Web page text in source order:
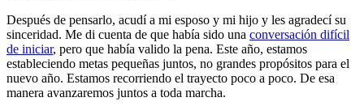
Después de pensarlo, acudí a mi esposo y mi hijo y les agradecí su
sinceridad. Me di cuenta de que había sido una conversación difícil
de iniciar, pero que había valido la pena. Este año, estamos
estableciendo metas pequeñas juntos, no grandes propósitos para el
nuevo año. Estamos recorriendo el trayecto poco a poco. De esa
manera avanzaremos juntos a toda marcha.